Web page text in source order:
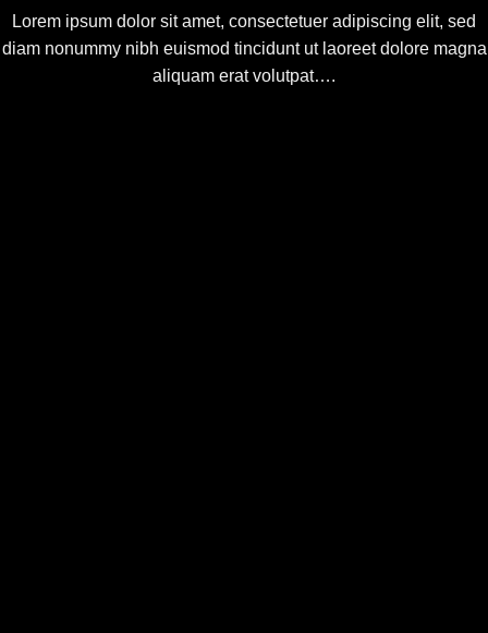
Lorem ipsum dolor sit amet, consectetuer adipiscing elit, sed
diam nonummy nibh euismod tincidunt ut laoreet dolore magna
aliquam erat volutpat….